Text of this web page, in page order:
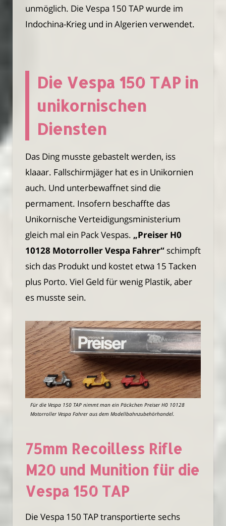
unmöglich. Die Vespa 150 TAP wurde im
Indochina-Krieg und in Algerien verwendet.
Die Vespa 150 TAP in
unikornischen
Diensten
Das Ding musste gebastelt werden, iss
klaaar. Fallschirmjäger hat es in Unikornien
auch. Und unterbewaffnet sind die
permament. Insofern beschaffte das
Unikornische Verteidigungsministerium
gleich mal ein Pack Vespas. „Preiser H0
10128 Motorroller Vespa Fahrer“ schimpft
sich das Produkt und kostet etwa 15 Tacken
plus Porto. Viel Geld für wenig Plastik, aber
es musste sein.
Für die Vespa 150 TAP nimmt man ein Päckchen Preiser H0 10128
Motorroller Vespa Fahrer aus dem Modellbahnzubehörhandel.
75mm Recoilless Rifle
M20 und Munition für die
Vespa 150 TAP
Die Vespa 150 TAP transportierte sechs